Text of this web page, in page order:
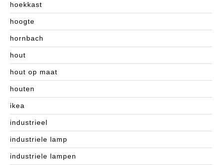
hoekkast
hoogte
hornbach
hout
hout op maat
houten
ikea
industrieel
industriele lamp
industriele lampen